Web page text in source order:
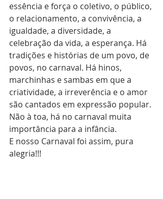
essência e força o coletivo, o público,
o relacionamento, a convivência, a
igualdade, a diversidade, a
celebração da vida, a esperança. Há
tradições e histórias de um povo, de
povos, no carnaval. Há hinos,
marchinhas e sambas em que a
criatividade, a irreverência e o amor
são cantados em expressão popular.
Não à toa, há no carnaval muita
importância para a infância.
E nosso Carnaval foi assim, pura
alegria!!!